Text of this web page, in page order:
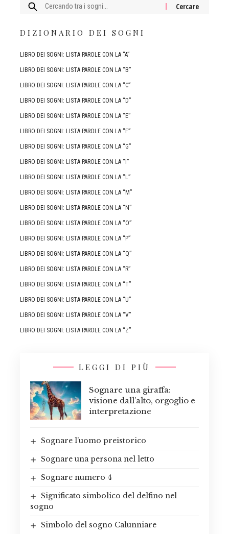
Cercare:
DIZIONARIO DEI SOGNI
LIBRO DEI SOGNI: LISTA PAROLE CON LA “A”
LIBRO DEI SOGNI: LISTA PAROLE CON LA “B”
LIBRO DEI SOGNI: LISTA PAROLE CON LA “C”
LIBRO DEI SOGNI: LISTA PAROLE CON LA “D”
LIBRO DEI SOGNI: LISTA PAROLE CON LA “E”
LIBRO DEI SOGNI: LISTA PAROLE CON LA “F”
LIBRO DEI SOGNI: LISTA PAROLE CON LA “G”
LIBRO DEI SOGNI: LISTA PAROLE CON LA “I”
LIBRO DEI SOGNI: LISTA PAROLE CON LA “L”
LIBRO DEI SOGNI: LISTA PAROLE CON LA “M”
LIBRO DEI SOGNI: LISTA PAROLE CON LA “N”
LIBRO DEI SOGNI: LISTA PAROLE CON LA “O”
LIBRO DEI SOGNI: LISTA PAROLE CON LA “P”
LIBRO DEI SOGNI: LISTA PAROLE CON LA “Q”
LIBRO DEI SOGNI: LISTA PAROLE CON LA “R”
LIBRO DEI SOGNI: LISTA PAROLE CON LA “T”
LIBRO DEI SOGNI: LISTA PAROLE CON LA “U”
LIBRO DEI SOGNI: LISTA PAROLE CON LA “V”
LIBRO DEI SOGNI: LISTA PAROLE CON LA “Z”
LEGGI DI PIÙ
Sognare una giraffa:
visione dall’alto, orgoglio e
interpretazione
Sognare l’uomo preistorico
Sognare una persona nel letto
Sognare numero 4
Significato simbolico del delfino nel
sogno
Simbolo del sogno Calunniare